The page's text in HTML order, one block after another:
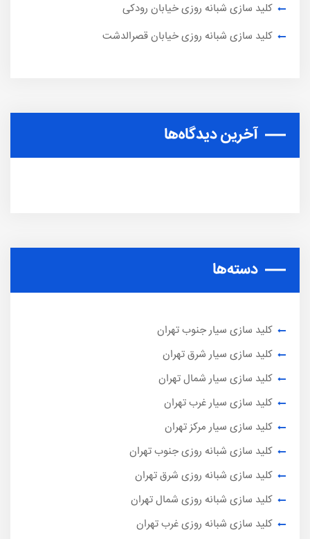
کلید سازی شبانه روزی خیابان رودکی
کلید سازی شبانه روزی خیابان قصرالدشت
آخرین دیدگاه‌ها
دسته‌ها
کلید سازی سیار جنوب تهران
کلید سازی سیار شرق تهران
کلید سازی سیار شمال تهران
کلید سازی سیار غرب تهران
کلید سازی سیار مرکز تهران
کلید سازی شبانه روزی جنوب تهران
کلید سازی شبانه روزی شرق تهران
کلید سازی شبانه روزی شمال تهران
کلید سازی شبانه روزی غرب تهران